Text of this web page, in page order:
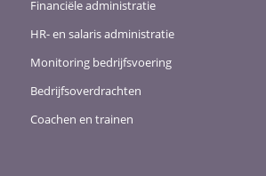
Financiële administratie
HR- en salaris administratie
Monitoring bedrijfsvoering
Bedrijfsoverdrachten
Coachen en trainen